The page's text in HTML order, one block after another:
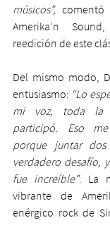
músicos”,
Amerika’n
reedición de este
Del mismo modo,
entusiasmo: “Lo
mi voz, toda la
participó. Eso
porque juntar
verdadero desafío,
fue increíble”. La
vibrante de
enérgico rock de